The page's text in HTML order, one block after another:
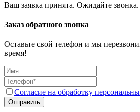
Ваш заявка принята. Ожидайте звонка.
Заказ обратного звонка
Оставьте свой телефон и мы
время!
Согласие на обработку
Отправить